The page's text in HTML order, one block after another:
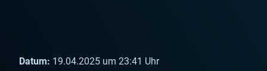
Datum: 19.04.2025 um 23:41 Uhr